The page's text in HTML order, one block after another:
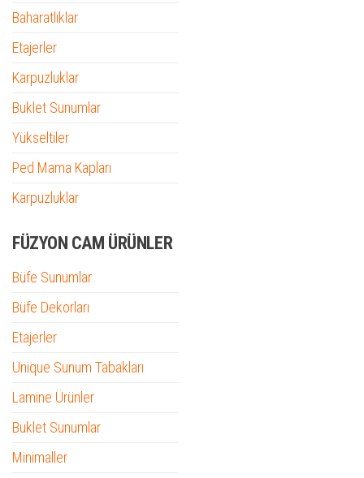
Baharatlıklar
Etajerler
Karpuzluklar
Buklet Sunumlar
Yükseltiler
Ped Mama Kapları
Karpuzluklar
FÜZYON CAM ÜRÜNLER
Büfe Sunumlar
Büfe Dekorları
Etajerler
Unique Sunum Tabakları
Lamine Ürünler
Buklet Sunumlar
Minimaller